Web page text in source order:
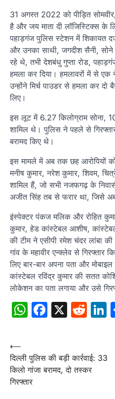
31 अगस्त 2022 को पीड़ित सोमवीर,
है और जय माता दी लॉजिस्टिक्स के
पहाड़गंज पुलिस स्टेशन में शिकायत
और उनका साथी, जगदीश सैनी, सोने
रहे थे, तभी देशबंधु गुप्ता रोड,
हमला कर दिया। हमलावरों में से एक
उन्होंने मिर्च पाउडर से हमला कर
लिए।
इस लूट में 6.27 किलोग्राम सोना,
शामिल थे। पुलिस ने पहले से
बरामद किए थे।
इस मामले में अब तक छह आरोपियों
मनीष कुमार, नरेश कुमार, शिवम,
शामिल हैं, जो सभी नजफगढ़ के
अजीत सिंह तब से फरार था, जिसे अब
इंस्पेक्टर पंकज मलिक और रोहित
कुमार, हेड कांस्टेबल आशीष,
की टीम ने एसीपी रमेश चंदर लांबा
गांव के महावीर एन्क्लेव से गिरफ्तार
लिए बार-बार अपना पता और
कांस्टेबल रविंद्र कुमार की सतत
लोकेशन का पता लगाया और उसे
WhatsApp
X
Post
navigation
⟵
दिल्ली पुलिस की बड़ी कार्रवाई: 33
किलो गांजा बरामद, दो तस्कर
गिरफ्तार